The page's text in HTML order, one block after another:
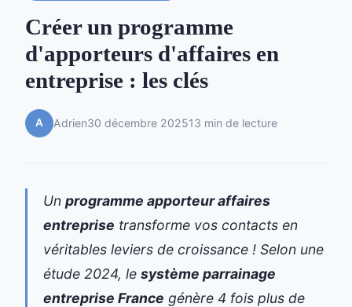
Créer un programme
d'apporteurs d'affaires en
entreprise : les clés
A Adrien30 décembre 202513 min de lecture
Un programme apporteur affaires
entreprise transforme vos contacts en
véritables leviers de croissance ! Selon une
étude 2024, le système parrainage
entreprise France génère 4 fois plus de